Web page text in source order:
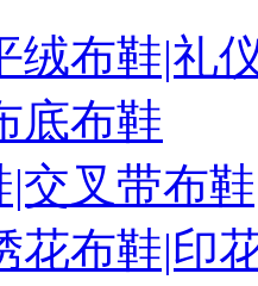
绒布鞋|礼
底布鞋
|交叉带布
花布鞋|印